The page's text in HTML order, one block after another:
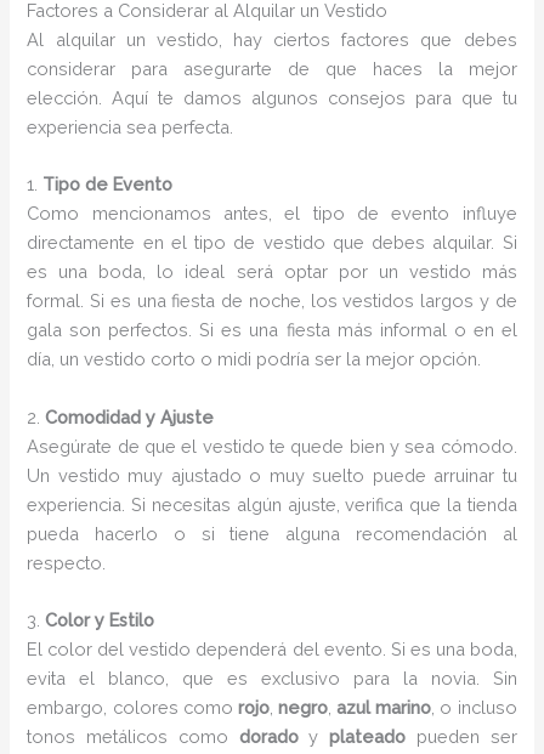
Factores a Considerar al Alquilar un Vestido
Al alquilar un vestido, hay ciertos factores que debes
considerar para asegurarte de que haces la mejor
elección. Aquí te damos algunos consejos para que tu
experiencia sea perfecta.
1. Tipo de Evento
Como mencionamos antes, el tipo de evento influye
directamente en el tipo de vestido que debes alquilar. Si
es una boda, lo ideal será optar por un vestido más
formal. Si es una fiesta de noche, los vestidos largos y de
gala son perfectos. Si es una fiesta más informal o en el
día, un vestido corto o midi podría ser la mejor opción.
2.Comodidad y Ajuste
Asegúrate de que el vestido te quede bien y sea cómodo.
Un vestido muy ajustado o muy suelto puede arruinar tu
experiencia. Si necesitas algún ajuste, verifica que la tienda
pueda hacerlo o si tiene alguna recomendación al
respecto.
3.Color y Estilo
El color del vestido dependerá del evento. Si es una boda,
evita el blanco, que es exclusivo para la novia. Sin
embargo, colores como rojo,negro ,azul marino , o incluso
tonos metálicos como doradoyplateado pueden ser